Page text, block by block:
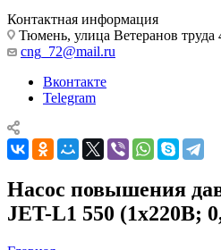
Контактная информация
Тюмень, улица Ветеранов труда
cng_72@mail.ru
Вконтакте
Telegram
Насос повышения
JET-L1 550 (1х220В;